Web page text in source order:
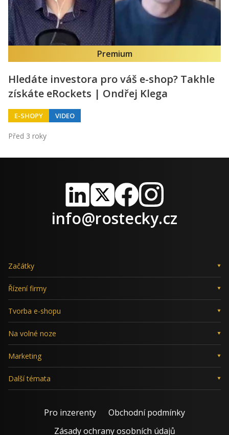
Premium
Hledáte investora pro váš e-shop? Takhle
získáte eRockets | Ondřej Klega
E-SHOPY VIDEO
Před 3 roky
LinkedIn
X FacebookInstagram
info@rostecky.cz
Začátky
Řízení firmy
Tvorba e-shopu
Na volné noze
Marketing
Další témata
Pro inzerenty
Obchodní podmínky
Zásady ochrany osobních údajů